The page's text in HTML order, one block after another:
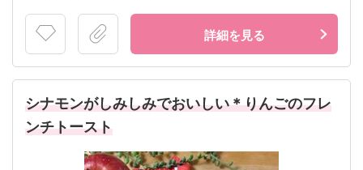
詳細を見る
シナモンがしみしみでおいしい＊りんごのフレ
ンチトースト